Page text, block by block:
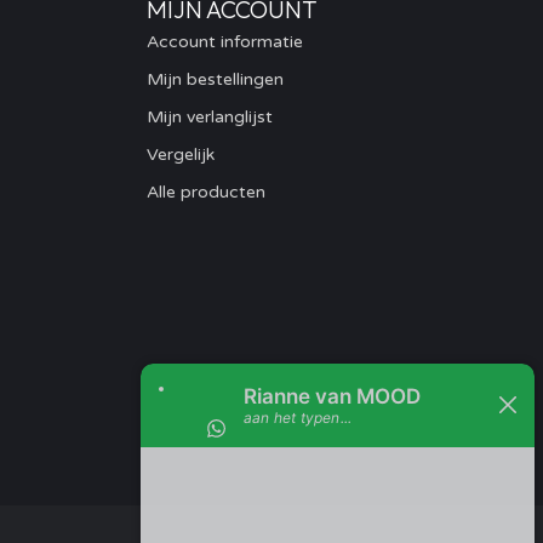
MIJN ACCOUNT
Account informatie
Mijn bestellingen
Mijn verlanglijst
Vergelijk
Alle producten